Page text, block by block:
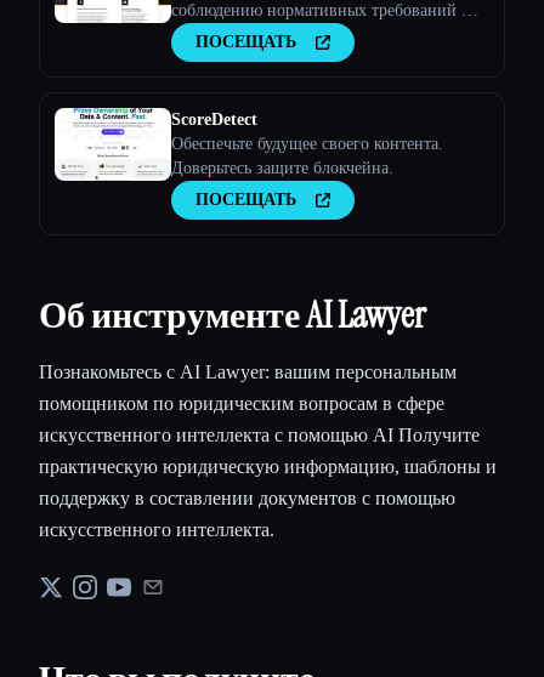
соблюдению нормативных требований —
квартал соответствия нормативным
требованиям
ПОСЕЩАТЬ
ScoreDetect
Обеспечьте будущее своего контента.
Доверьтесь защите блокчейна.
ПОСЕЩАТЬ
Об инструменте AI Lawyer
Познакомьтесь с AI Lawyer: вашим персональным
помощником по юридическим вопросам в сфере
искусственного интеллекта с помощью AI Получите
практическую юридическую информацию, шаблоны и
поддержку в составлении документов с помощью
искусственного интеллекта.